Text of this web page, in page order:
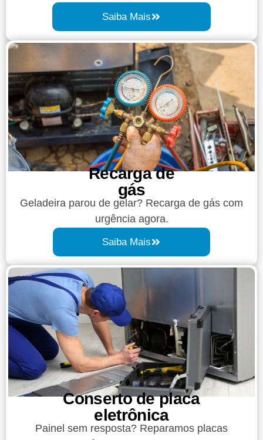
Saiba Mais
Recarga de
gás
Geladeira parou de gelar? Recarga de gás com
urgência agora.
Saiba Mais
Conserto de placa
eletrônica
Painel sem resposta? Reparamos placas